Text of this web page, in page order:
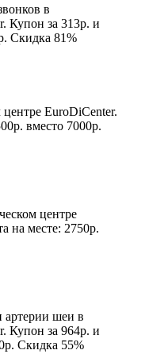
в
Купон за 313р. и
Скидка 81%
EuroDiCenter.
вместо 7000р.
центре
на месте: 2750р.
артерии шеи в
Купон за 964р. и
Скидка 55%